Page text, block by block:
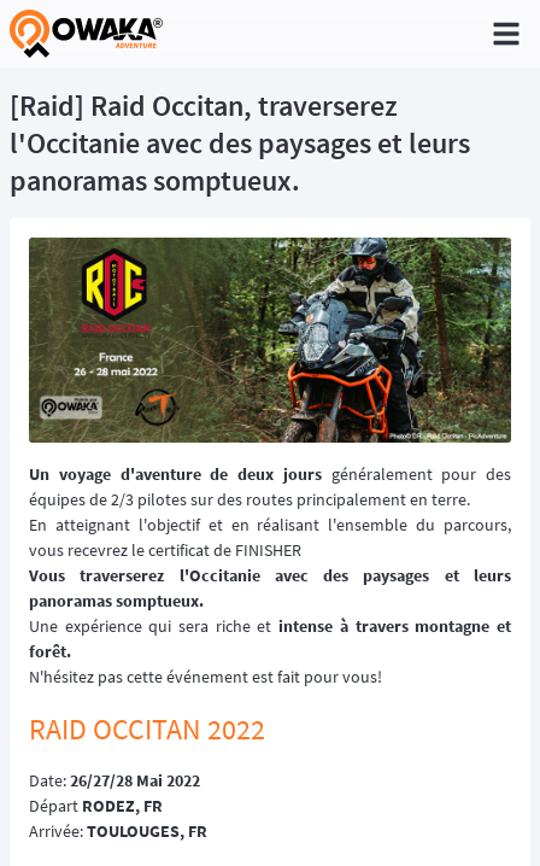
®
[Raid] Raid Occitan, traverserez
l'Occitanie avec des paysages et leurs
panoramas somptueux.
Un voyage d'aventure de deux joursgénéralement pour des
équipes de 2/3 pilotes sur des routes principalement en terre.
En atteignant l'objectif et en réalisant l'ensemble du parcours,
vous recevrez le certificat de FINISHER
Vous traverserez l'Occitanie avec des paysages et leurs
panoramas somptueux.
Une expérience qui sera riche etintense à travers montagne et
forêt.
N'hésitez pas cette événement est fait pour vous!
RAID OCCITAN 2022
Date:26/27/28 Mai 2022
Départ RODEZ, FR
Arrivée:TOULOUGES, FR